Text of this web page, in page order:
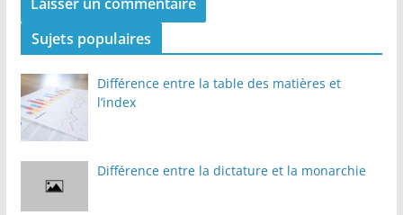
Sujets populaires
Différence entre la table des matières et
l’index
Différence entre la dictature et la monarchie